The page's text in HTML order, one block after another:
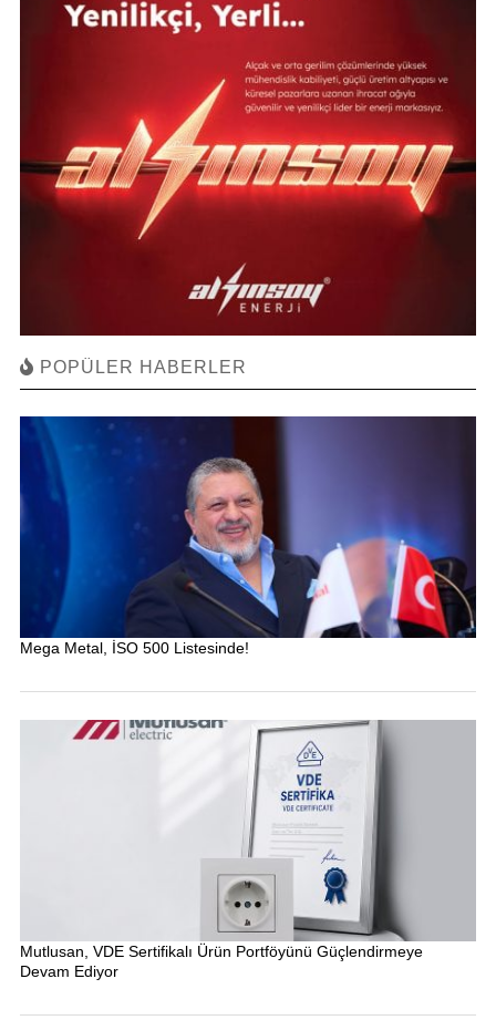
POPÜLER HABERLER
Mega Metal, İSO 500 Listesinde!
Mutlusan, VDE Sertifikalı Ürün Portföyünü Güçlendirmeye
Devam Ediyor